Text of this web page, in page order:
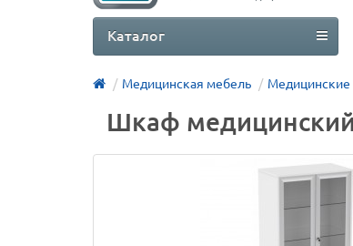
Каталог
Медицинская мебель
Шкаф